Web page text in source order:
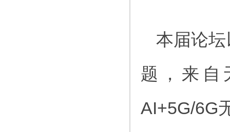
本届论
题，来自
AI+5G/6G